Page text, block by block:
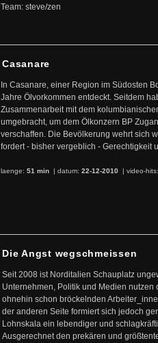
Team: steve/zen
Casanare
In Casanare, einer Region im Südosten
Jahre Ölvorkommen entdeckt. Seitdem
Zusammenarbeit mit dem
umgebracht, um dem Ölkonzern BP
verschaffen. Die Bevölkerung wehrt sich
fordert - bisher vergeblich - Gerechtigkeit
laenge: 51 min | datum: 22-12-2010 | video-hits:
Die Angst wegschmeissen
Seit 2008 ist Norditalien Schauplatz
Unternehmen, Politik und Medien nutzen
ohnehin schon bröckelnden
der anderen Seite formiert sich jedoch
Lohnskala ein lebendiger und
Ausgerechnet den prekären und